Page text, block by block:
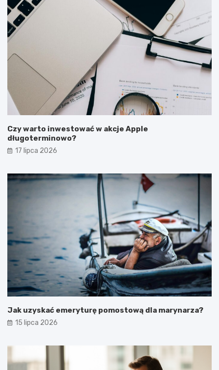
Czy warto inwestować w akcje Apple
długoterminowo?
17 lipca 2026
Jak uzyskać emeryturę pomostową dla marynarza?
15 lipca 2026